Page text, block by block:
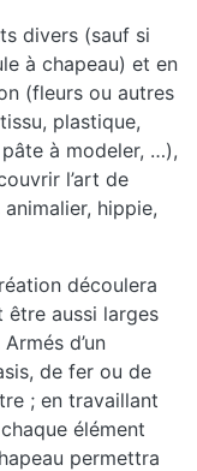
divers (sauf si
à chapeau) et en
(fleurs ou autres
plastique,
à modeler, …),
l’art de
hippie,
découlera
être aussi larges
d’un
de fer ou de
; en travaillant
élément
permettra